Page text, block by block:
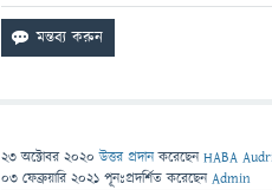
23 অক্টোবর 2020 উত্তর প্রদান করেছেনHABA
03 ফেব্রুয়ারি 2021 পূনঃপ্রদর্শিত করেছেনAdmin